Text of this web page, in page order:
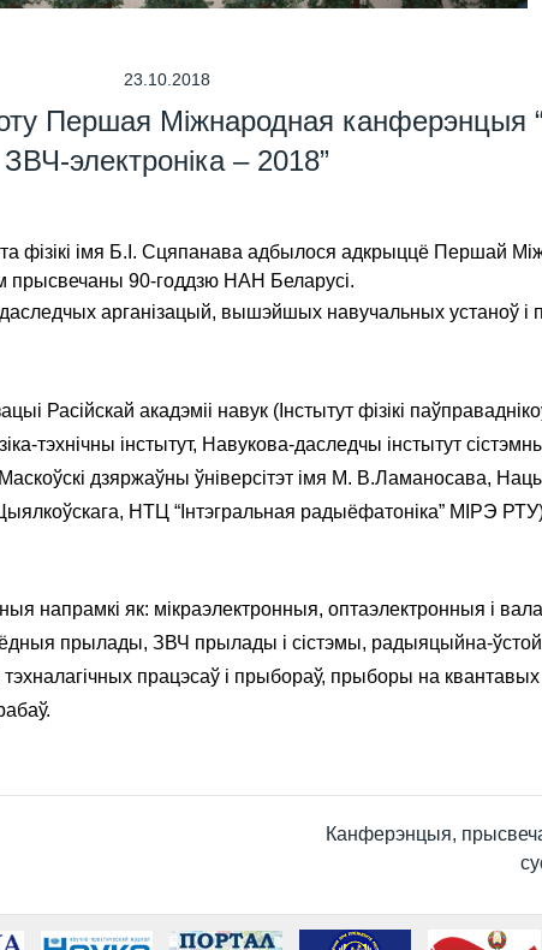
23.10.2018
Першая Міжнародная канферэнцыя
ЗВЧ-электроніка – 2018”
фізікі імя Б.І. Сцяпанава адбылося адкрыццё Першай
прысвечаны 90-годдзю НАН Беларусі.
даследчых арганізацый, вышэйшых навучальных устаноў
Расійскай акадэміі навук (Інстытут фізікі
тэхнічны інстытут, Навукова-даследчы інстытут
дзяржаўны ўніверсітэт імя М. В.Ламаносава,
Цыялкоўскага, НТЦ “Інтэгральная радыёфатоніка” МІРЭ
напрамкі як: мікраэлектронныя, оптаэлектронныя і
прылады, ЗВЧ прылады і сістэмы, радыяцыйна-
працэсаў і прыбораў, прыборы на
Канферэнцыя,